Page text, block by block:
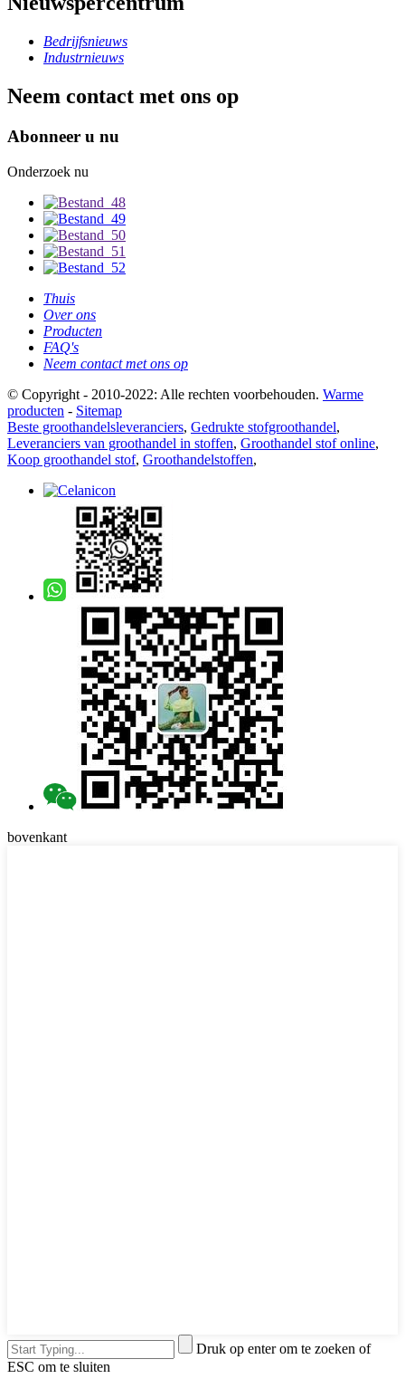
Bedrijfsnieuws
Industrnieuws
Neem contact met ons op
Abonneer u nu
Onderzoek nu
Thuis
Over ons
Producten
FAQ's
Neem contact met ons op
© Copyright - 2010-2022: Alle rechten voorbehouden. Warme
producten - Sitemap
Beste groothandelsleveranciers, Gedrukte stofgroothandel,
Leveranciers van groothandel in stoffen, Groothandel stof online,
Koop groothandel stof, Groothandelstoffen,
bovenkant
Druk op enter om te zoeken of
ESC om te sluiten